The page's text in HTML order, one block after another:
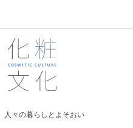
々の暮らしとよそおい